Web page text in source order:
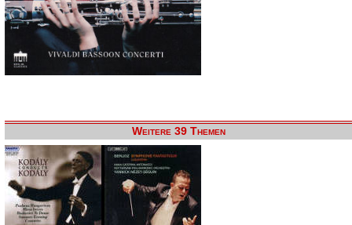
Weitere 39 Themen